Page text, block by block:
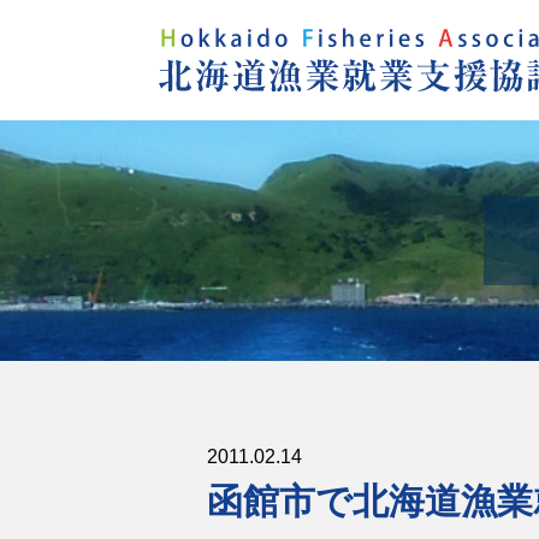
2011.02.14
函館市で北海道漁